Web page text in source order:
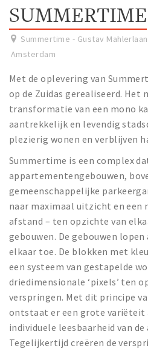
Travel
Sports & leisure
Columns
Interviews
Hello Zuidas Articles
About Hello Zuidas
Programme
Membership
Contact
Partner Apps
Sign in
SUMMERTIME
Summertime - Gustav
Amsterdam
Met de oplevering van
op de Zuidas gerealiseerd. Het
transformatie van een mono
aantrekkelijk en levendig
plezierig wonen en verblijven
Summertime is een complex
appartementengebouwen,
gemeenschappelijke
naar maximaal uitzicht en een
afstand – ten opzichte van
gebouwen. De gebouwen
elkaar toe. De blokken met
een systeem van gestapelde
driedimensionale ‘pixels’ ten
verspringen. Met dit principe
ontstaat er een grote variëteit
individuele leesbaarheid van
Tegelijkertijd creëren de